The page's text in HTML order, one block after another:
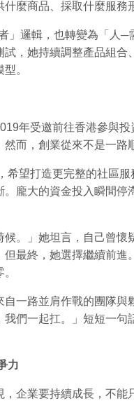
麼商品、採取什麼服務
」邏輯，也轉變為「人─
，她持續調整產品組合
。
年受邀前往香港參與
而，創業從來不是一路
希望打造更完整的社區服
龐大的資金投入瞬間停
候。」她坦言，自己曾懷
最終，她選擇繼續前進
一路並肩作戰的團隊與
們一起扛。」短短一句
力
企業要持續成長，不能